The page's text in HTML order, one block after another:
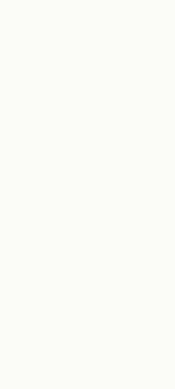
Cette étape
s’offre un
Villandry et
Cher et le
fées. La Loire
permettant
fleuve royal.